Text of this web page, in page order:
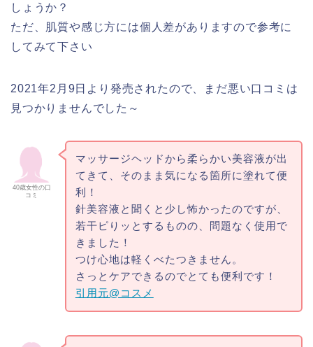
しょうか？
ただ、肌質や感じ方には個人差がありますので参考に
してみて下さい
2021年2月9日より発売されたので、まだ悪い口コミは
見つかりませんでした～
40歳女性の口
コミ
マッサージヘッドから柔らかい美容液が出
てきて、そのまま気になる箇所に塗れて便
利！
針美容液と聞くと少し怖かったのですが、
若干ピりッとするものの、問題なく使用で
きました！
つけ心地は軽くべたつきません。
さっとケアできるのでとても便利です！
引用元@コスメ